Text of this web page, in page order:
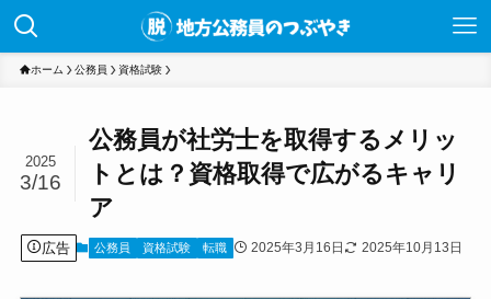
ホーム 公務員 資格試験
公務員が社労士を取得するメリッ
トとは？資格取得で広がるキャリ
ア
2025
3/16
広告 公務員 資格試験 転職 2025年3月16日 2025年10月13日